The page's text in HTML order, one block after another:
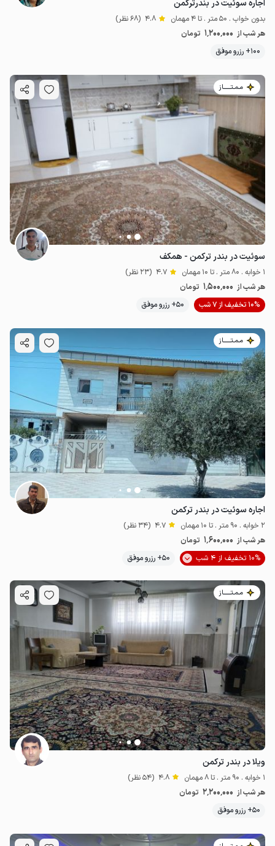
1.6میلیون ت 4.1
اجاره سوئیت در بندرترکمن
بدون خواب . 50 متر . تا 4 مهمان 4.8 (68 نظر)
هر شب از 1٬200٬000 تومان
100+ رزرو موفق
مـمـتــــــاز
سوئیت در بندر ترکمن - همکف
1 خوابه . 80 متر . تا 10 مهمان 4.7 (23 نظر)
هر شب از 1٬500٬000 تومان
10% تخفیف از 7 شب
50+ رزرو موفق
مـمـتــــــاز
اجاره سوئیت در بندر ترکمن
2 خوابه . 90 متر . تا 10 مهمان 4.7 (34 نظر)
هر شب از 1٬600٬000 تومان
10% تخفیف از 4 شب
50+ رزرو موفق
مـمـتــــــاز
ویلا در بندر ترکمن
1 خوابه . 90 متر . تا 8 مهمان 4.8 (54 نظر)
هر شب از 2٬200٬000 تومان
50+ رزرو موفق